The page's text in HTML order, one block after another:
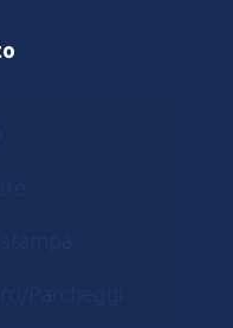
Parcheggi